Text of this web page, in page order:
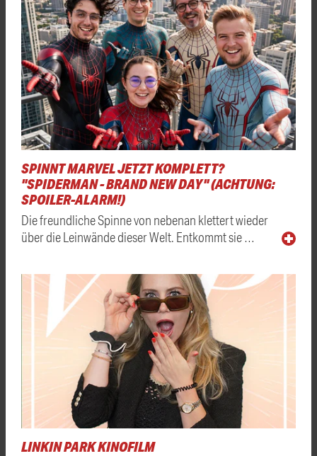
SPINNT MARVEL JETZT KOMPLETT?
"SPIDERMAN - BRAND NEW DAY" (ACHTUNG:
SPOILER-ALARM!)
Die freundliche Spinne von nebenan klettert wieder
über die Leinwände dieser Welt. Entkommt sie …
LINKIN PARK KINOFILM